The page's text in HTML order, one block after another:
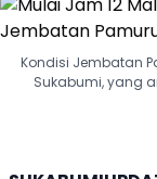
Kondisi Jembatan
Sukabumi, yang